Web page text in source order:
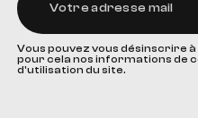
Vous pouvez vous désinscrire
pour cela nos informations de
d'utilisation du site.